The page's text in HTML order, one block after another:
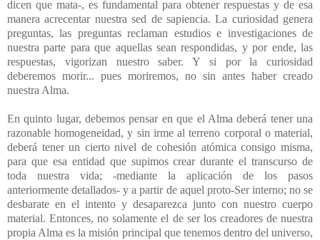
dicen que mata-, es fundamental para obtener respuestas y de esa
manera acrecentar nuestra sed de sapiencia. La curiosidad genera
preguntas, las preguntas reclaman estudios e investigaciones de
nuestra parte para que aquellas sean respondidas, y por ende, las
respuestas, vigorizan nuestro saber. Y si por la curiosidad
deberemos morir... pues moriremos, no sin antes haber creado
nuestra Alma.
En quinto lugar, debemos pensar en que el Alma deberá tener una
razonable homogeneidad, y sin irme al terreno corporal o material,
deberá tener un cierto nivel de cohesión atómica consigo misma,
para que esa entidad que supimos crear durante el transcurso de
toda nuestra vida; -mediante la aplicación de los pasos
anteriormente detallados- y a partir de aquel proto-Ser interno; no se
desbarate en el intento y desaparezca junto con nuestro cuerpo
material. Entonces, no solamente el de ser los creadores de nuestra
propia Alma es la misión principal que tenemos dentro del universo,